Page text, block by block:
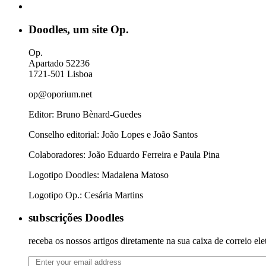
Doodles, um site Op.
Op.
Apartado 52236
1721-501 Lisboa
op@oporium.net
Editor: Bruno Bènard-Guedes
Conselho editorial: João Lopes e João Santos
Colaboradores: João Eduardo Ferreira e Paula Pina
Logotipo Doodles: Madalena Matoso
Logotipo Op.: Cesária Martins
subscrições Doodles
receba os nossos artigos diretamente na sua caixa de correio